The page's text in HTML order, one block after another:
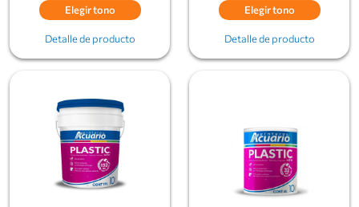
Elegir tono
Detalle de producto
Elegir tono
Detalle de producto